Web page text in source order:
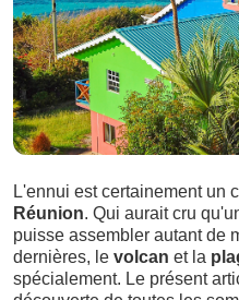
L'ennui est certainement un
Réunion. Qui aurait cru
puisse assembler autant de
dernières, le volcan et la
spécialement. Le présent